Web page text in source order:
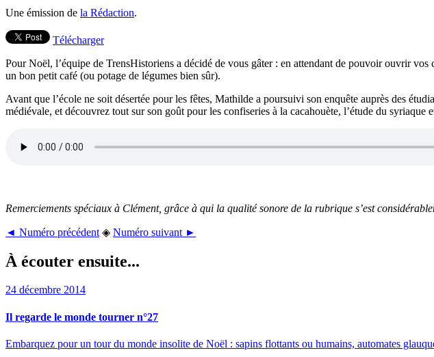
Une émission de la Rédaction.
Télécharger
Pour Noël, l’équipe de TrensHistoriens a décidé de vous gâter : en attendant de pouvoir ouvrir
un bon petit café (ou potage de légumes bien sûr).
Avant que l’école ne soit désertée pour les fêtes, Mathilde a poursuivi son enquête auprès des
médiévale, et découvrez tout sur son goût pour les confiseries à la cacahouète, l’étude du
Remerciements spéciaux à Clément, grâce à qui la qualité sonore de la rubrique s’est
◄ Numéro précédent ◈ Numéro suivant ►
À écouter ensuite...
24 décembre 2014
Il regarde le monde tourner n°27
Embarquez pour un tour du monde insolite de Noël : sapins flottants ou humains, automates